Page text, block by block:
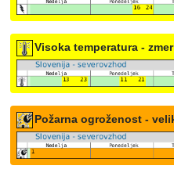
Visoka temperatura -
Požarna ogroženost -